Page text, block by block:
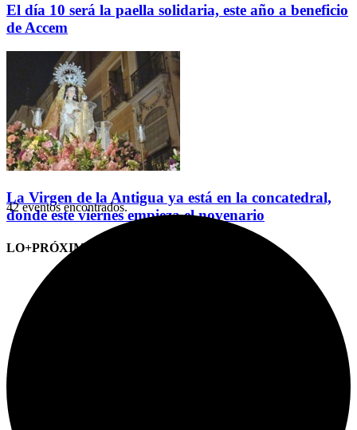
El día 10 será la paella solidaria, este año a beneficio
de Accem
La Virgen de la Antigua ya está en la concatedral,
donde este viernes empieza el novenario
LO+PRÓXIMO (CITAS)
42 eventos encontrados.